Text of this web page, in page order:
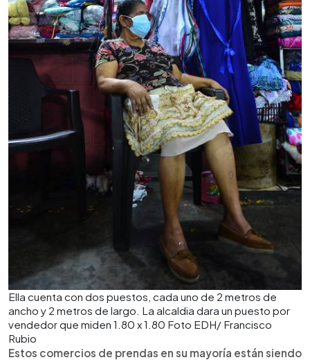
Ella cuenta con dos puestos, cada uno de 2 metros de
ancho y 2 metros de largo. La alcaldia dara un puesto por
vendedor que miden 1.80 x 1.80 Foto EDH/ Francisco
Rubio
Estos comercios de prendas en su mayoría están siendo